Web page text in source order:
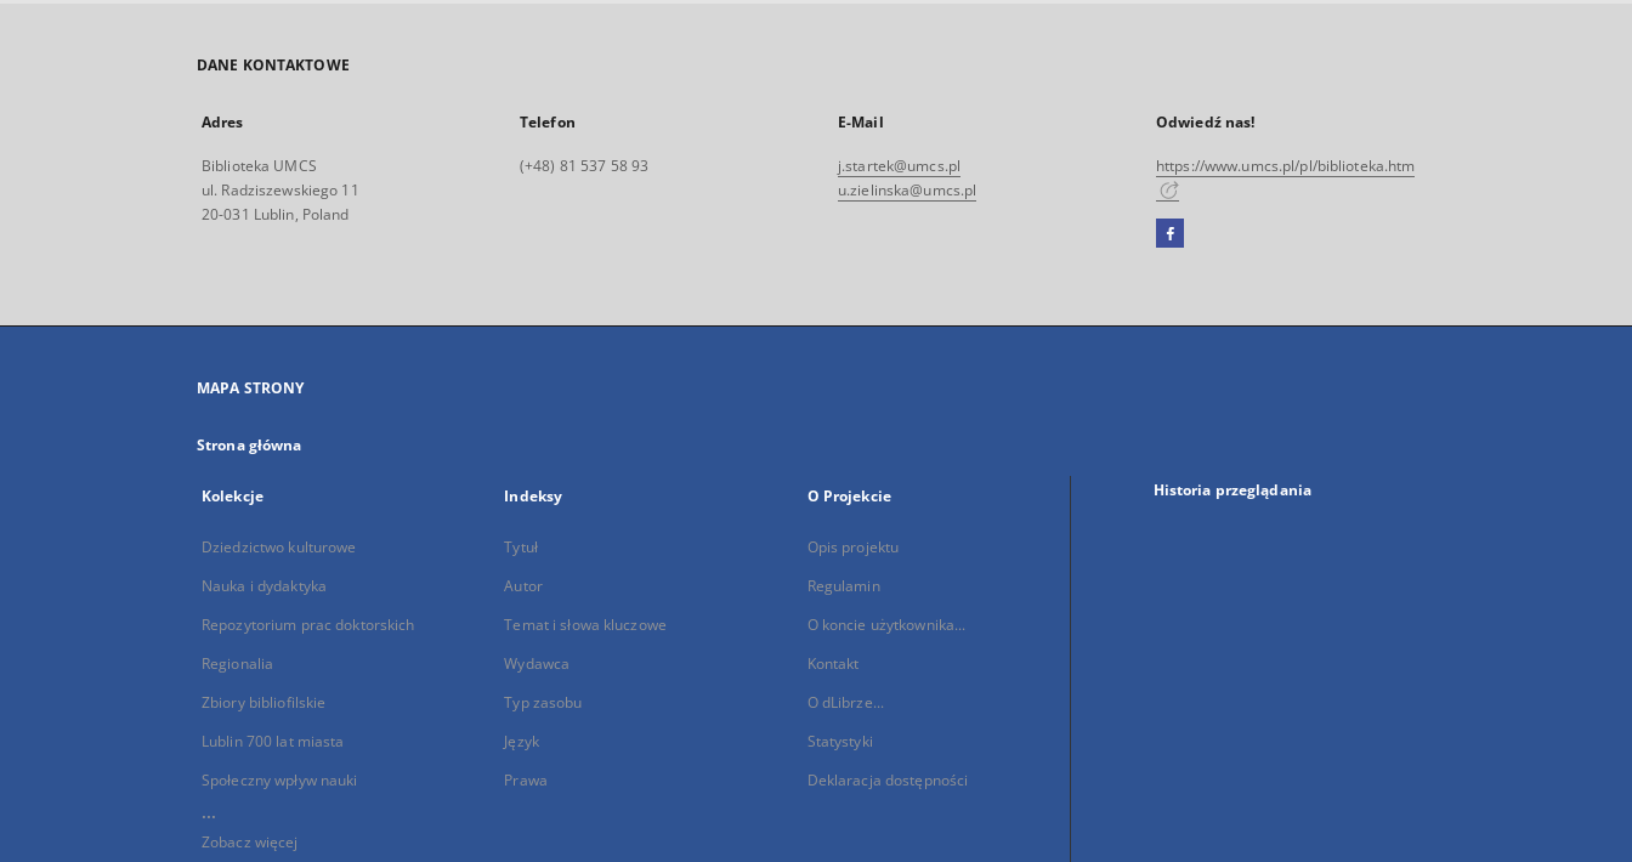
DANE KONTAKTOWE
Adres
Biblioteka UMCS
ul. Radziszewskiego 11
20-031 Lublin, Poland
Telefon
(+48) 81 537 58 93
E-Mail
j.startek@umcs.pl
u.zielinska@umcs.pl
Odwiedź nas!
https://www.umcs.pl/pl/biblioteka.htm
Facebook
się
MAPA STRONY
Strona główna
Kolekcje
Dziedzictwo kulturowe
Nauka i dydaktyka
Repozytorium prac doktorskich
Regionalia
Zbiory bibliofilskie
Lublin 700 lat miasta
Społeczny wpływ nauki
...
Zobacz więcej
Indeksy
Tytuł
Autor
Temat i słowa kluczowe
Wydawca
Typ zasobu
Język
Prawa
O Projekcie
Opis projektu
Regulamin
O koncie użytkownika...
Kontakt
O dLibrze...
Statystyki
Deklaracja dostępności
Historia przeglądania